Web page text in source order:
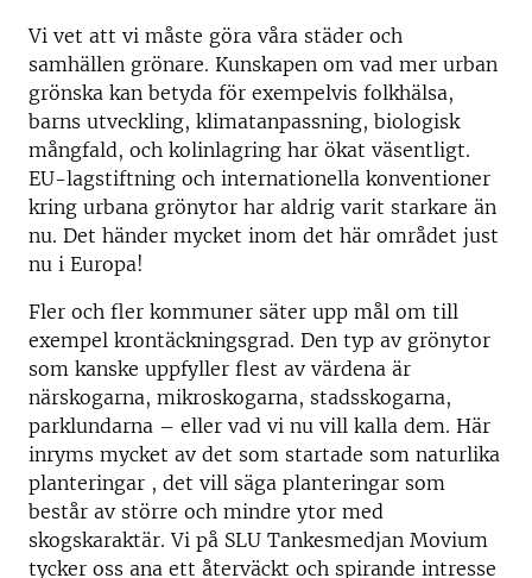
Vi vet att vi måste göra våra städer och
samhällen grönare. Kunskapen om vad mer urban
grönska kan betyda för exempelvis folkhälsa,
barns utveckling, klimatanpassning, biologisk
mångfald, och kolinlagring har ökat väsentligt.
EU-lagstiftning och internationella konventioner
kring urbana grönytor har aldrig varit starkare än
nu. Det händer mycket inom det här området just
nu i Europa!
Fler och fler kommuner säter upp mål om till
exempel krontäckningsgrad. Den typ av grönytor
som kanske uppfyller flest av värdena är
närskogarna, mikroskogarna, stadsskogarna,
parklundarna – eller vad vi nu vill kalla dem. Här
inryms mycket av det som startade som naturlika
planteringar , det vill säga planteringar som
består av större och mindre ytor med
skogskaraktär. Vi på SLU Tankesmedjan Movium
tycker oss ana ett återväckt och spirande intresse